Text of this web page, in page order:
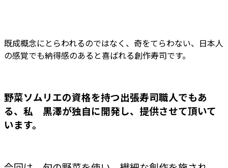
既成概念にとらわれるのではなく、奇をてらわない、日本人
の感覚でも納得感のあると喜ばれる創作寿司です。
野菜ソムリエの資格を持つ出張寿司職人でもあ
る、私 黒澤が独自に開発し、提供させて頂いて
います。